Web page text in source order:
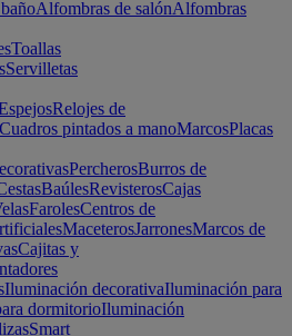
Alfombras de salónAlfombras
Toallas
Servilletas
Relojes de
Cuadros pintados a manoMarcosPlacas
PercherosBurros de
BaúlesRevisterosCajas
FarolesCentros de
MaceterosJarronesMarcos de
Cajitas y
Iluminación decorativaIluminación para
dormitorioIluminación
Smart